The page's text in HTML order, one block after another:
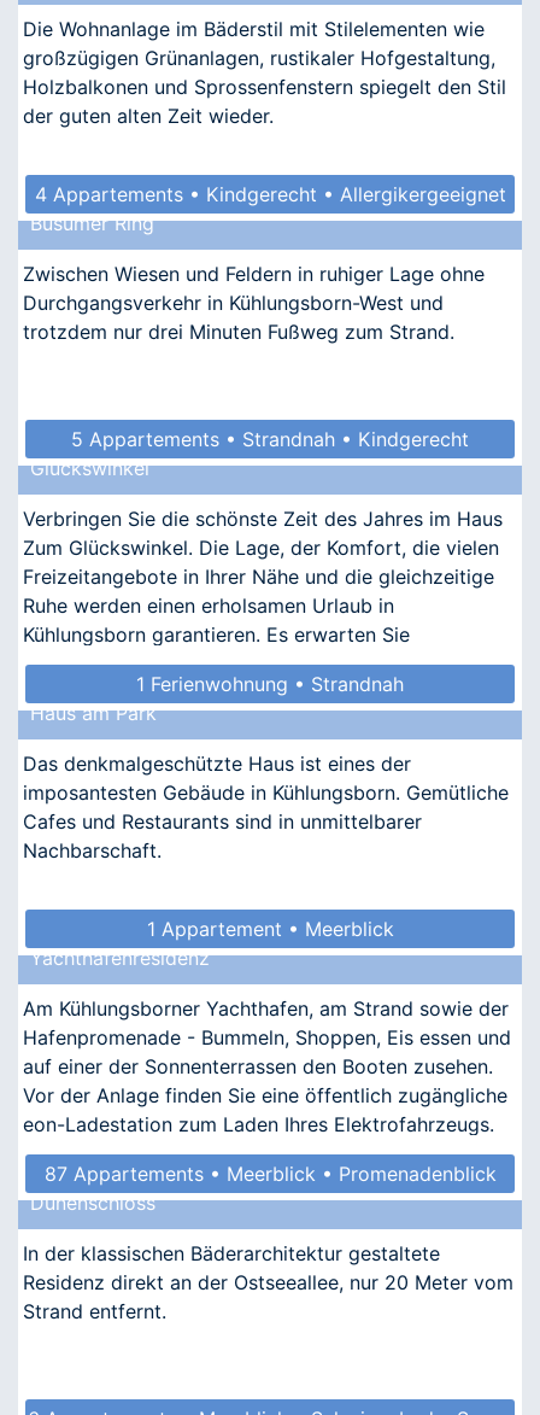
Die Wohnanlage im Bäderstil mit Stilelementen wie
großzügigen Grünanlagen, rustikaler Hofgestaltung,
Holzbalkonen und Sprossenfenstern spiegelt den Stil
der guten alten Zeit wieder.
4 Appartements • Kindgerecht • Allergikergeeignet
Büsumer Ring
Zwischen Wiesen und Feldern in ruhiger Lage ohne
Durchgangsverkehr in Kühlungsborn-West und
trotzdem nur drei Minuten Fußweg zum Strand.
5 Appartements • Strandnah • Kindgerecht
Glückswinkel
Verbringen Sie die schönste Zeit des Jahres im Haus
Zum Glückswinkel. Die Lage, der Komfort, die vielen
Freizeitangebote in Ihrer Nähe und die gleichzeitige
Ruhe werden einen erholsamen Urlaub in
Kühlungsborn garantieren. Es erwarten Sie
nostalgischer Ch
1 Ferienwohnung • Strandnah
Haus am Park
Das denkmalgeschützte Haus ist eines der
imposantesten Gebäude in Kühlungsborn. Gemütliche
Cafes und Restaurants sind in unmittelbarer
Nachbarschaft.
1 Appartement • Meerblick
Yachthafenresidenz
Am Kühlungsborner Yachthafen, am Strand sowie der
Hafenpromenade - Bummeln, Shoppen, Eis essen und
auf einer der Sonnenterrassen den Booten zusehen.
Vor der Anlage finden Sie eine öffentlich zugängliche
eon-Ladestation zum Laden Ihres Elektrofahrzeugs.
87 Appartements • Meerblick • Promenadenblick
• Kindgerecht • Barrierefrei
Dünenschloss
In der klassischen Bäderarchitektur gestaltete
Residenz direkt an der Ostseeallee, nur 20 Meter vom
Strand entfernt.